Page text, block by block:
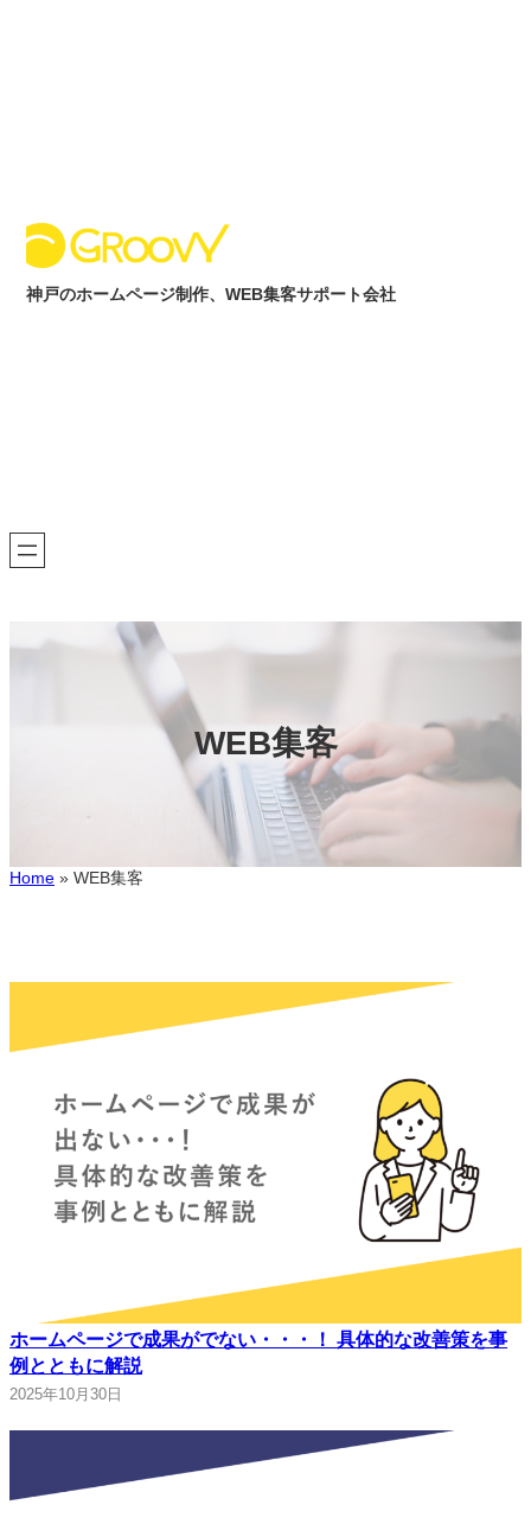
神戸のホームページ制作、WEB集客サポート会社
WEB集客
Home » WEB集客
ホームページで成果がでない・・・！ 具体的な改善策を事
例とともに解説
2025年10月30日